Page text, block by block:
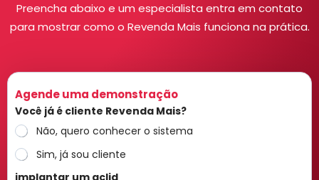
Preencha abaixo e um especialista entra em contato
para mostrar como o Revenda Mais funciona na prática.
Agende uma demonstração
Você já é cliente Revenda Mais?
Não, quero conhecer o sistema
Sim, já sou cliente